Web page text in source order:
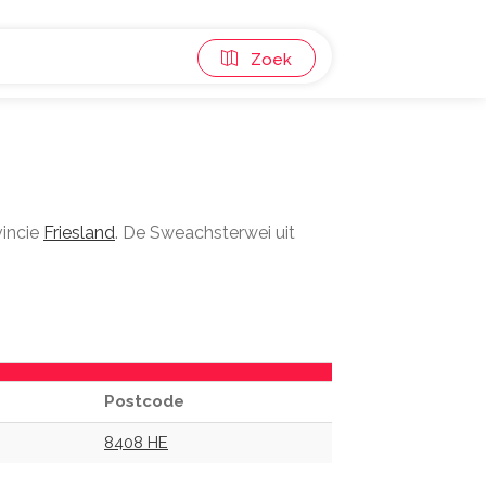
Zoek
Friesland. De Sweachsterwei uit
Postcode
8408 HE